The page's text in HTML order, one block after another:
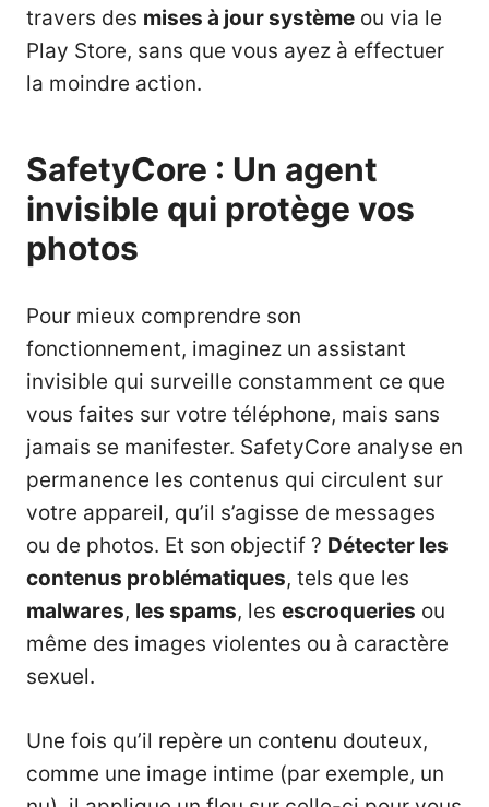
travers des mises à jour système ou via le
Play Store, sans que vous ayez à effectuer
la moindre action.
SafetyCore : Un agent
invisible qui protège vos
photos
Pour mieux comprendre son
fonctionnement, imaginez un assistant
invisible qui surveille constamment ce que
vous faites sur votre téléphone, mais sans
jamais se manifester. SafetyCore analyse en
permanence les contenus qui circulent sur
votre appareil, qu’il s’agisse de messages
ou de photos. Et son objectif ? Détecter les
contenus problématiques, tels que les
malwares, les spams, les escroqueries ou
même des images violentes ou à caractère
sexuel.
Une fois qu’il repère un contenu douteux,
comme une image intime (par exemple, un